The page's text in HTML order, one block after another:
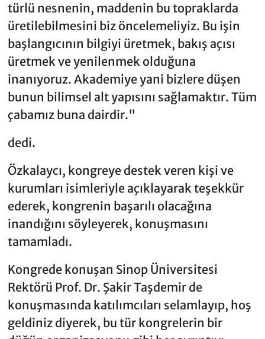
türlü nesnenin, maddenin bu topraklarda
üretilebilmesini biz öncelemeliyiz. Bu işin
başlangıcının bilgiyi üretmek, bakış açısı
üretmek ve yenilenmek olduğuna
inanıyoruz. Akademiye yani bizlere düşen
bunun bilimsel alt yapısını sağlamaktır. Tüm
çabamız buna dairdir."
dedi.
Özkalaycı, kongreye destek veren kişi ve
kurumları isimleriyle açıklayarak teşekkür
ederek, kongrenin başarılı olacağına
inandığını söyleyerek, konuşmasını
tamamladı.
Kongrede konuşan Sinop Üniversitesi
Rektörü Prof. Dr. Şakir Taşdemir de
konuşmasında katılımcıları selamlayıp, hoş
geldiniz diyerek, bu tür kongrelerin bir